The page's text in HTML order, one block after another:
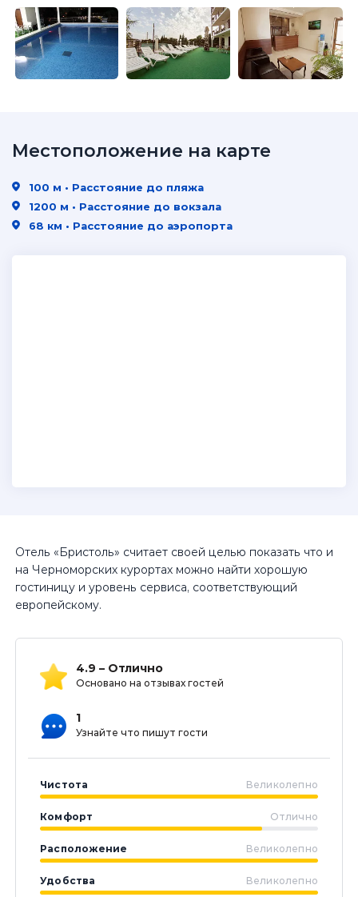
Отель «Бристоль» считает своей целью показать что и
на Черноморских курортах можно найти хорошую
гостиницу и уровень сервиса, соответствующий
европейскому.
4.9 – Отлично
Основано на отзывах гостей
1
Узнайте что пишут гости
Чистота Великолепно
Комфорт Отлично
Расположение Великолепно
Удобства Великолепно
Местоположение на карте
100 м • Расстояние до пляжа
1200 м • Расстояние до вокзала
68 км • Расстояние до аэропорта